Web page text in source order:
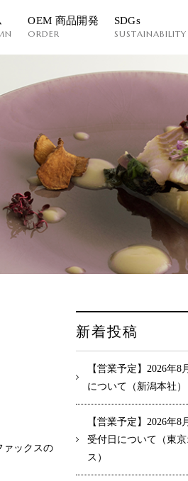
OEM 商品開発
ORDER
SDGs
SUSTAINABILITY
ァックスの
新着投稿
【営業予定】2026年8
について（新潟本社）
【営業予定】2026年8
受付日について（東京
ス）